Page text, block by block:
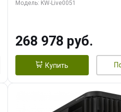
ОЗУ/ Gigabyte RX9070
Модель: KW-Live0051
268 978 руб.
Купить